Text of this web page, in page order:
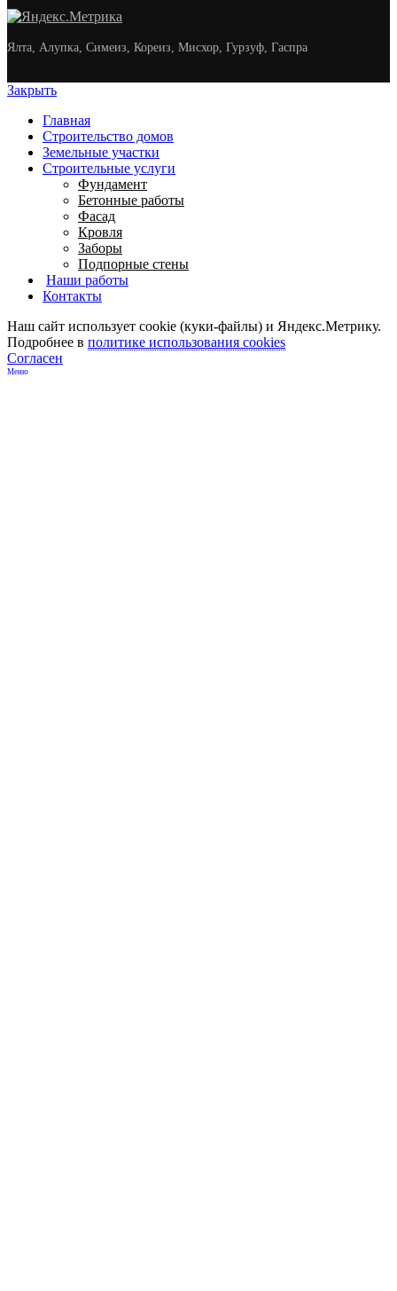
Меню
Ялта, Алупка, Симеиз, Кореиз, Мисхор, Гурзуф, Гаспра
Закрыть
Главная
Строительство домов
Земельные участки
Строительные услуги
Фундамент
Бетонные работы
Фасад
Кровля
Заборы
Подпорные стены
Наши работы
Контакты
Наш сайт использует cookie (куки-файлы) и Яндекс.Метрику.
Подробнее в политике использования cookies
Согласен